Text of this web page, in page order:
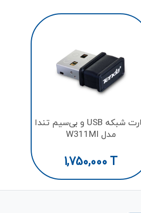
کارت شبکه USB و بی‌سیم تندا
مدل W311MI
1,750,000 T